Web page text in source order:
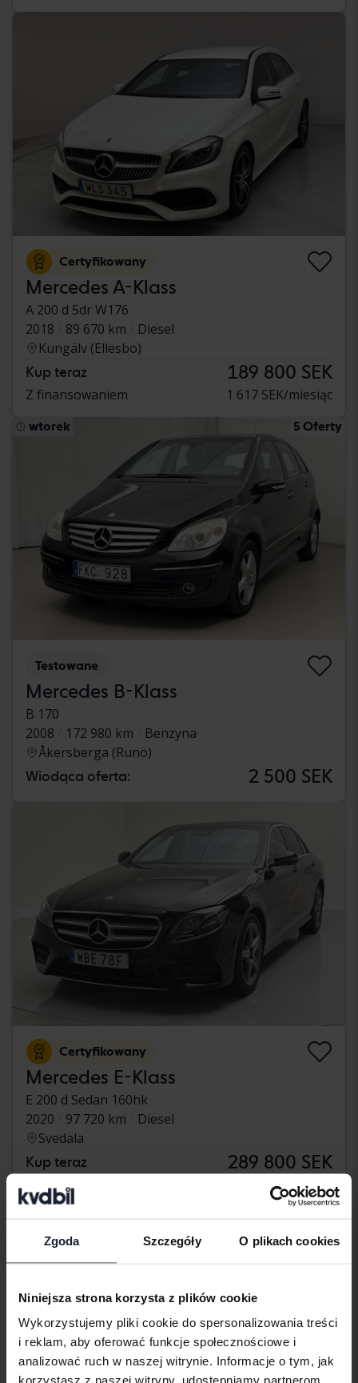
Zgoda Szczegóły O plikach cookies
Niniejsza strona korzysta z plików cookie
Wykorzystujemy pliki cookie do spersonalizowania treści
i reklam, aby oferować funkcje społecznościowe i
analizować ruch w naszej witrynie. Informacje o tym, jak
korzystasz z naszej witryny, udostępniamy partnerom
Certyfikowany
Mercedes A-Klass
A 200 d 5dr W176
2018
89 670 km
Diesel
Kungälv (Ellesbo)
Kup teraz 189 800 SEK
Z finansowaniem 1 617 SEK/miesiąc
wtorek 5 Oferty
Testowane
Mercedes B-Klass
B 170
2008
172 980 km
Benzyna
Åkersberga (Runö)
Wiodąca oferta: 2 500 SEK
Certyfikowany
Mercedes E-Klass
E 200 d Sedan 160hk
2020
97 720 km
Diesel
Svedala
Kup teraz 289 800 SEK
Z finansowaniem 2 469 SEK/miesiąc